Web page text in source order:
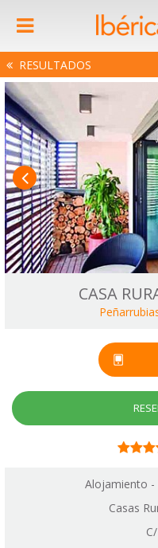
RESULTADOS
CASA
Alojamiento -
Casas